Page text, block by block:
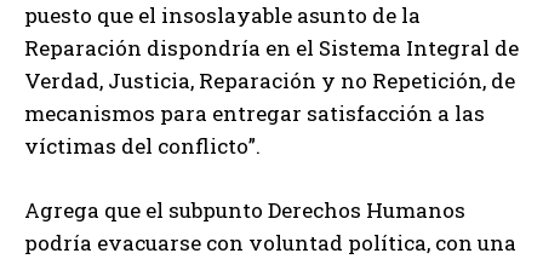
puesto que el insoslayable asunto de la
Reparación dispondría en el Sistema Integral de
Verdad, Justicia, Reparación y no Repetición, de
mecanismos para entregar satisfacción a las
víctimas del conflicto”.
Agrega que el subpunto Derechos Humanos
podría evacuarse con voluntad política, con una